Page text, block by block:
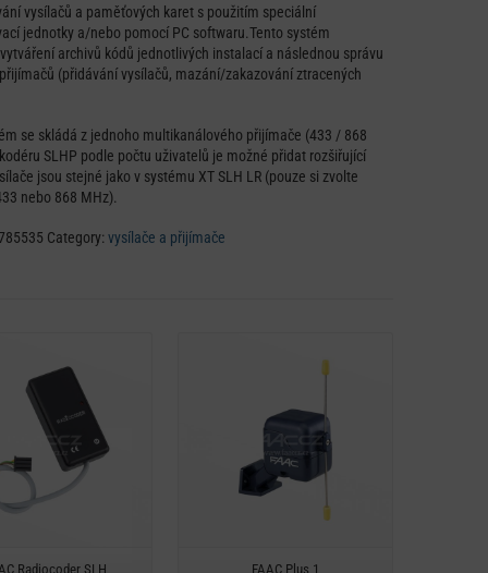
vysílačů a paměťových karet s použitím speciální
jednotky a/nebo pomocí PC softwaru.Tento systém
archivů kódů jednotlivých instalací a následnou správu
(přidávání vysílačů, mazání/zakazování ztracených
se skládá z jednoho multikanálového přijímače (433 / 868
SLHP podle počtu uživatelů je možné přidat rozšiřující
jsou stejné jako v systému XT SLH LR (pouze si zvolte
nebo 868 MHz).
Category:vysílače a přijímače
Radiocoder SLH FAAC Plus 1